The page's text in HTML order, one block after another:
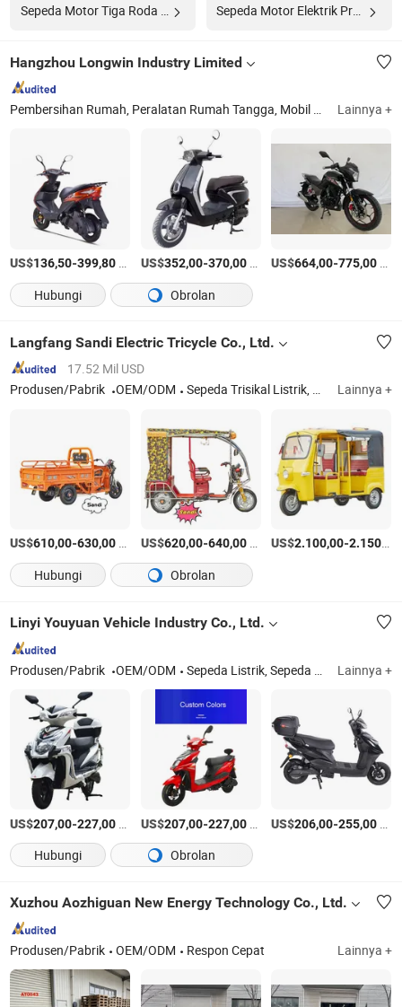
Sepeda Motor Elektrik Produsen
Hangzhou Longwin Industry Limited
Pembersihan Rumah, Peralatan Rumah Tangga, Mobil dan Sepeda Motor dan Sepeda, Produk Fiberglass, Baterai, Pakaian, Furnitur, Alat, Mesin, Bangunan Lainnya +
US$136,50-399,80 US$352,00-370,00/Bagian US$664,00-775,00
Hubungi
Obrolan
Langfang Sandi Electric Tricycle Co., Ltd.
17.52 Mil USD
Produsen/Pabrik
OEM/ODM Sepeda Trisikal Listrik, Rickshaw Listrik, Tuk Tuk Listrik, Bajaj Tiga Roda Listrik, Tiga Roda Listrik, Sepeda Motor Tiga Roda Listrik Lainnya +
US$610,00-630,00 US$620,00-640,00/Unit US$2.100,00-2.150,00
Hubungi
Obrolan
Linyi Youyuan Vehicle Industry Co., Ltd.
Produsen/Pabrik OEM/ODM Sepeda Listrik, Sepeda Motor Listrik, Trike Listrik Lainnya +
US$207,00-227,00 US$207,00-227,00/Bagian US$206,00-255,00
Hubungi
Obrolan
Xuzhou Aozhiguan New Energy Technology Co., Ltd.
Produsen/Pabrik OEM/ODM Respon Cepat Lainnya +